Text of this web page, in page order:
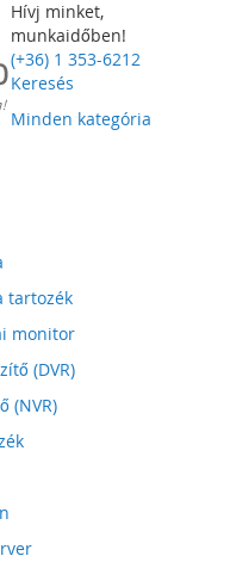
Hívj minket,
munkaidőben!
(+36) 1 353-6212
Keresés
Minden kategória
tartozék
monitor
(DVR)
(NVR)